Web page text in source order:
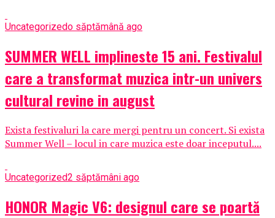
Uncategorizedo săptămână ago
SUMMER WELL implineste 15 ani. Festivalul
care a transformat muzica intr-un univers
cultural revine in august
Exista festivaluri la care mergi pentru un concert. Si exista
Summer Well – locul in care muzica este doar inceputul....
Uncategorized2 săptămâni ago
HONOR Magic V6: designul care se poartă